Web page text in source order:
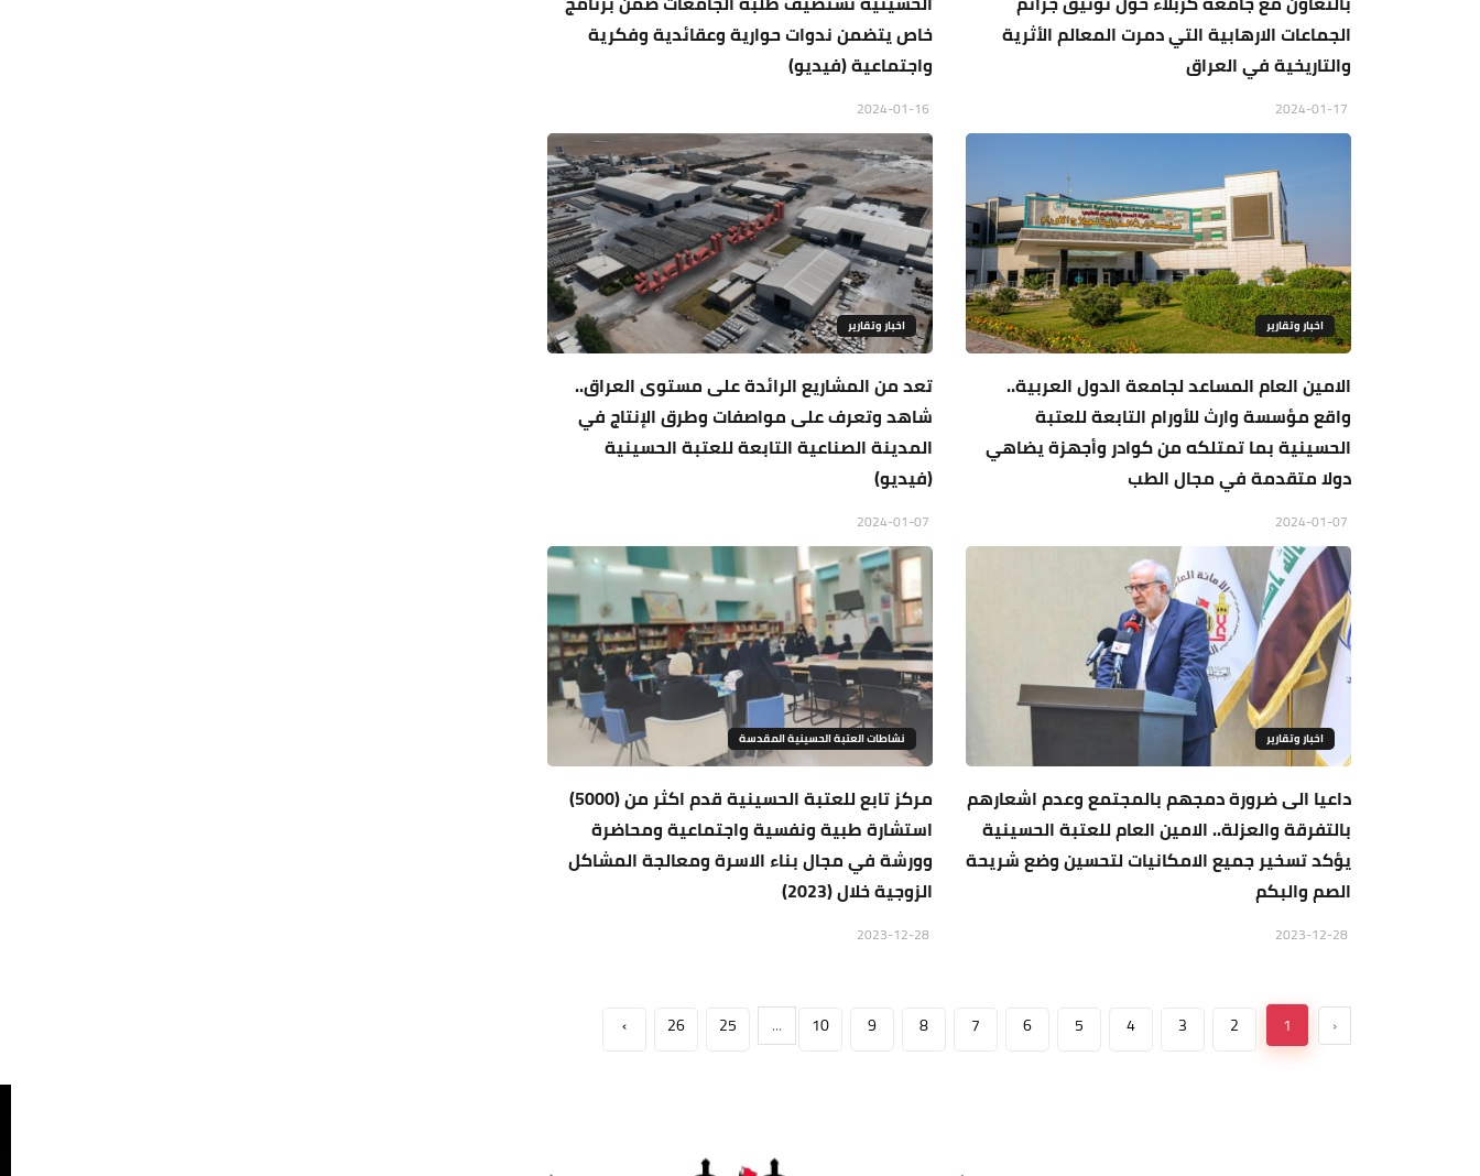
الجماعات الارهابية التي دمرت المعالم الأثرية
والتاريخية في العراق
خاص يتضمن ندوات حوارية وعقائدية وفكرية
واجتماعية (فيديو)
اخبار وتقارير
الامين العام المساعد لجامعة الدول العربية..
واقع مؤسسة وارث للأورام التابعة للعتبة
الحسينية بما تمتلكه من كوادر وأجهزة يضاهي
دولا متقدمة في مجال الطب
اخبار وتقارير
تعد من المشاريع الرائدة على مستوى العراق..
شاهد وتعرف على مواصفات وطرق الإنتاج في
المدينة الصناعية التابعة للعتبة الحسينية
(فيديو)
اخبار وتقارير
داعيا الى ضرورة دمجهم بالمجتمع وعدم اشعارهم
بالتفرقة والعزلة.. الامين العام للعتبة الحسينية
يؤكد تسخير جميع الامكانيات لتحسين وضع شريحة
الصم والبكم
نشاطات العتبة الحسينية المقدسة
مركز تابع للعتبة الحسينية قدم اكثر من (5000)
استشارة طبية ونفسية واجتماعية ومحاضرة
وورشة في مجال بناء الاسرة ومعالجة المشاكل
الزوجية خلال (2023)
‹
1
2
3
4
5
6
7
8
9
10
...
25
26
›